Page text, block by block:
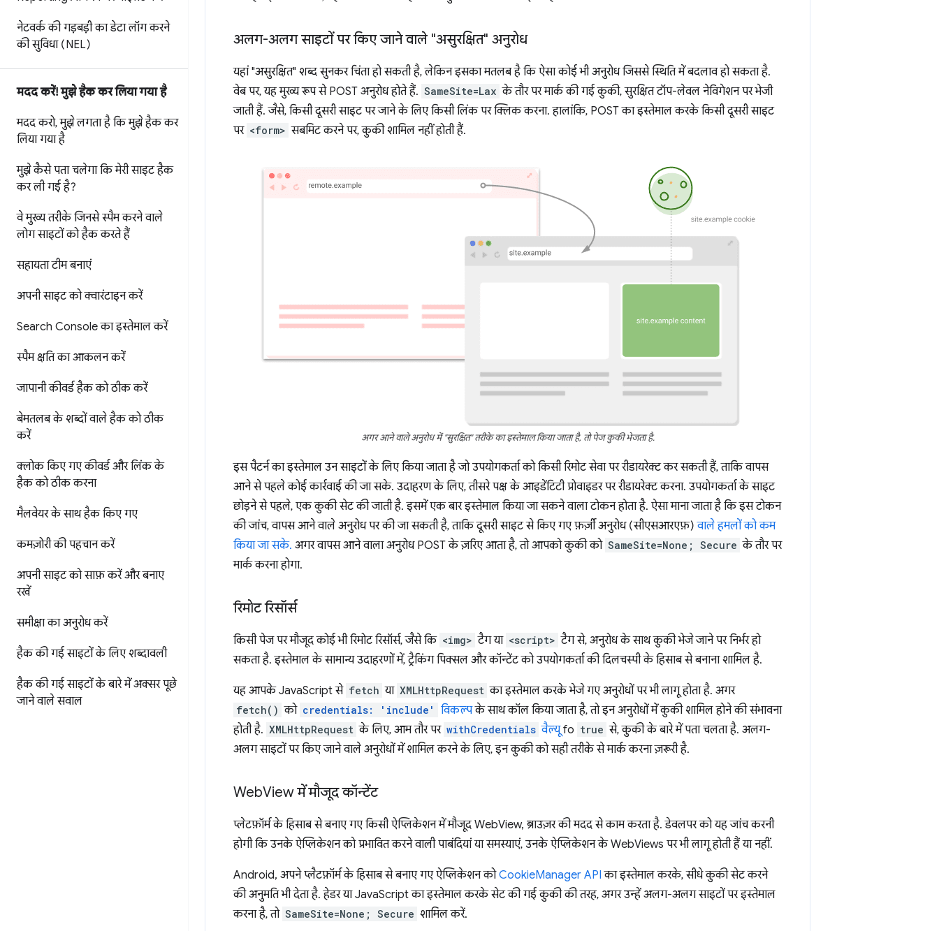
नेटवर्क की गड़बड़ी का डेटा लॉग करने
की सुविधा (NEL)
मदद करें! मुझे हैक कर लिया गया है
मदद करो,मुझे लगता है कि मुझे हैक कर
लिया गया है
मुझे कैसे पता चलेगा कि मेरी साइट हैक
कर ली गई है?
वे मुख्य तरीके जिनसे स्पैम करने वाले
लोग साइटों को हैक करते हैं
सहायता टीम बनाएं
अपनी साइट को क्वारंटाइन करें
Search Console का इस्तेमाल करें
स्पैम क्षति का आकलन करें
जापानी कीवर्ड हैक को ठीक करें
बेमतलब के शब्दों वाले हैक को ठीक
करें
क्लोक किए गए कीवर्ड और लिंक के
हैक को ठीक करना
मैलवेयर के साथ हैक किए गए
कमज़ोरी की पहचान करें
अपनी साइट को साफ़ करें और बनाए
रखें
समीक्षा का अनुरोध करें
हैक की गई साइटों के लिए शब्दावली
हैक की गई साइटों के बारे में अक्सर पूछे
जाने वाले सवाल
अलग-अलग साइटों पर किए जाने वाले "असुरक्षित" अनुरोध
यहां "असुरक्षित" शब्द सुनकर चिंता हो सकती है, लेकिन इसका मतलब है कि ऐसा कोई भी अनुरोध जिससे स्थिति में बदलाव हो सकता है.
वेब पर, यह मुख्य रूप से POST अनुरोध होते हैं. SameSite=Lax के तौर पर मार्क की गई कुकी, सुरक्षित टॉप-लेवल नेविगेशन पर भेजी
जाती हैं. जैसे, किसी दूसरी साइट पर जाने के लिए किसी लिंक पर क्लिक करना. हालांकि, POST का इस्तेमाल करके किसी दूसरी साइट
पर <form> सबमिट करने पर, कुकी शामिल नहीं होती हैं.
अगर आने वाले अनुरोध में "सुरक्षित" तरीके का इस्तेमाल किया जाता है, तो पेज कुकी भेजता है.
इस पैटर्न का इस्तेमाल उन साइटों के लिए किया जाता है जो उपयोगकर्ता को किसी रिमोट सेवा पर रीडायरेक्ट कर सकती हैं, ताकि वापस
आने से पहले कोई कार्रवाई की जा सके. उदाहरण के लिए, तीसरे पक्ष के आइडेंटिटी प्रोवाइडर पर रीडायरेक्ट करना. उपयोगकर्ता के साइट
छोड़ने से पहले, एक कुकी सेट की जाती है. इसमें एक बार इस्तेमाल किया जा सकने वाला टोकन होता है. ऐसा माना जाता है कि इस टोकन
की जांच, वापस आने वाले अनुरोध पर की जा सकती है, ताकि दूसरी साइट से किए गए फ़र्ज़ी अनुरोध (सीएसआरएफ़)वाले हमलों को कम
किया जा सके. अगर वापस आने वाला अनुरोध POST के ज़रिए आता है, तो आपको कुकी को SameSite=None; Secure के तौर पर
मार्क करना होगा.
रिमोट रिसॉर्स
किसी पेज पर मौजूद कोई भी रिमोट रिसॉर्स, जैसे कि <img> टैग या <script> टैग से, अनुरोध के साथ कुकी भेजे जाने पर निर्भर हो
सकता है. इस्तेमाल के सामान्य उदाहरणों में, ट्रैकिंग पिक्सल और कॉन्टेंट को उपयोगकर्ता की दिलचस्पी के हिसाब से बनाना शामिल है.
यह आपके JavaScript से fetch या XMLHttpRequest का इस्तेमाल करके भेजे गए अनुरोधों पर भी लागू होता है. अगर
fetch() को credentials: 'include' विकल्पके साथ कॉल किया जाता है, तो इन अनुरोधों में कुकी शामिल होने की संभावना
होती है. XMLHttpRequest के लिए, आम तौर पर withCredentials वैल्यूfo true से, कुकी के बारे में पता चलता है. अलग-
अलग साइटों पर किए जाने वाले अनुरोधों में शामिल करने के लिए, इन कुकी को सही तरीके से मार्क करना ज़रूरी है.
WebView में मौजूद कॉन्टेंट
प्लेटफ़ॉर्म के हिसाब से बनाए गए किसी ऐप्लिकेशन में मौजूद WebView, ब्राउज़र की मदद से काम करता है. डेवलपर को यह जांच करनी
होगी कि उनके ऐप्लिकेशन को प्रभावित करने वाली पाबंदियां या समस्याएं, उनके ऐप्लिकेशन के WebViews पर भी लागू होती हैं या नहीं.
Android, अपने प्लैटफ़ॉर्म के हिसाब से बनाए गए ऐप्लिकेशन कोCookieManager API का इस्तेमाल करके, सीधे कुकी सेट करने
की अनुमति भी देता है. हेडर या JavaScript का इस्तेमाल करके सेट की गई कुकी की तरह, अगर उन्हें अलग-अलग साइटों पर इस्तेमाल
करना है, तो SameSite=None; Secure शामिल करें.